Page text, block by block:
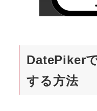
DatePiker
する方法